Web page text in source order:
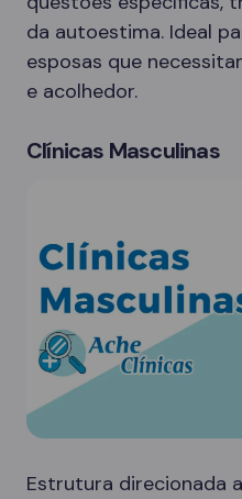
da autoestima. Ideal
esposas que
e acolhedor.
Clínicas Masculinas
Estrutura direcionada